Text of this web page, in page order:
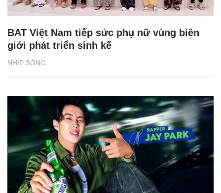
NHỊP SỐNG
BAT Việt Nam tiếp sức phụ nữ vùng biên
giới phát triển sinh kế